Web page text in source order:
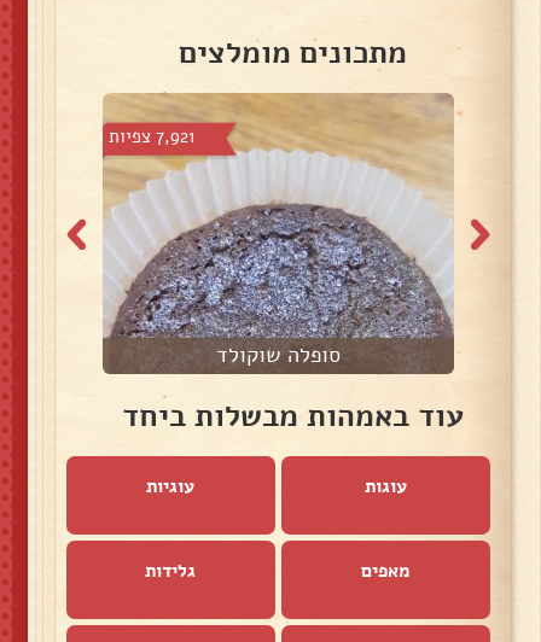
מתכונים מומלצים
7,921 צפיות
סופלה שוקולד
עוד באמהות מבשלות ביחד
עוגות עוגיות
מאפים גלידות